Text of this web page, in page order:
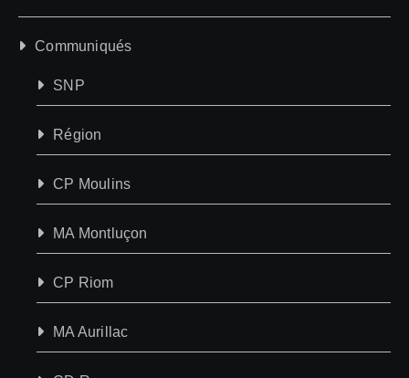
Communiqués
SNP
Région
CP Moulins
MA Montluçon
CP Riom
MA Aurillac